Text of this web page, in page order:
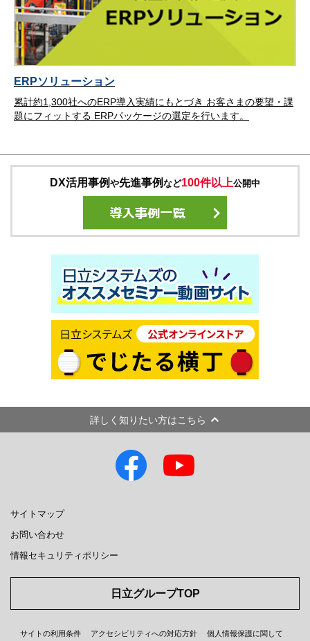
ERPソリューション
累計約1,300社へのERP導入実績にもとづき お客さまの要望・課
題にフィットする ERPパッケージの選定を行います。
DX活用事例 や先進事例 など100件以上公開中
詳しく知りたい方はこちら
サイトマップ
お問い合わせ
情報セキュリティポリシー
日立グループTOP
サイトの利用条件 アクセシビリティへの対応方針 個人情報保護に関して